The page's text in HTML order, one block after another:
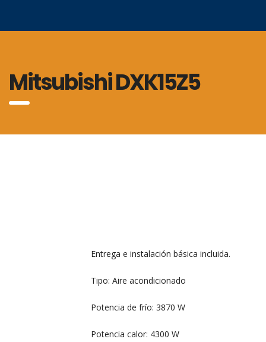
Mitsubishi DXK15Z5
Entrega e instalación básica incluida.
Tipo: Aire acondicionado
Potencia de frío: 3870 W
Potencia calor: 4300 W